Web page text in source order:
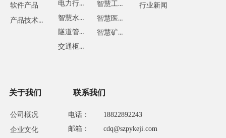
软件产品
产品技术方案
电力行业
智慧水务
隧道管廊
交通枢纽
智慧工地
智慧医疗
智慧矿山
行业新闻
关于我们
公司概况
企业文化
联系我们
电话：
18822892243
邮箱：
cdq@szpykeji.com